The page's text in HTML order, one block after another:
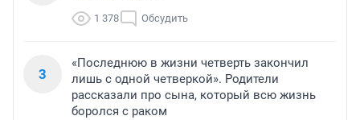
1 378 Обсудить
3
«Последнюю в жизни четверть закончил
лишь с одной четверкой». Родители
рассказали про сына, который всю жизнь
боролся с раком